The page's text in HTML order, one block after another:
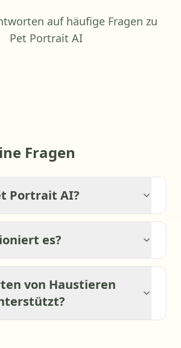
auf häufige Fragen zu
Pet Portrait AI
Fragen
Portrait AI?
es?
von Haustieren